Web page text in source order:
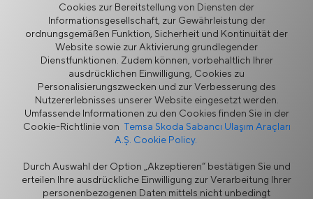
Zurück
Mehr
Cookies zur Bereitstellung von Diensten der
Informationsgesellschaft, zur Gewährleistung der
ordnungsgemäßen Funktion, Sicherheit und Kontinuität der
Website sowie zur Aktivierung grundlegender
Dienstfunktionen. Zudem können, vorbehaltlich Ihrer
ausdrücklichen Einwilligung, Cookies zu
Personalisierungszwecken und zur Verbesserung des
Nutzererlebnisses unserer Website eingesetzt werden.
Umfassende Informationen zu den Cookies finden Sie in der
Cookie-Richtlinie von Temsa Skoda Sabancı Ulaşım Araçları
A.Ş. Cookie Policy.
Durch Auswahl der Option „Akzeptieren“ bestätigen Sie und
erteilen Ihre ausdrückliche Einwilligung zur Verarbeitung Ihrer
personenbezogenen Daten mittels nicht unbedingt